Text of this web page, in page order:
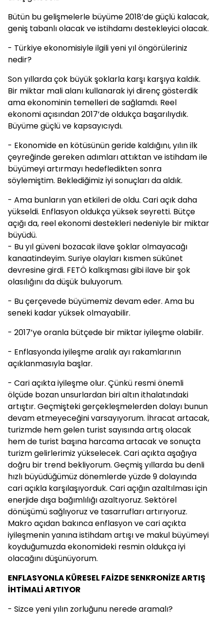
Bütün bu gelişmelerle büyüme 2018’de güçlü kalacak,
geniş tabanlı olacak ve istihdamı destekleyici olacak.
- Türkiye ekonomisiyle ilgili yeni yıl öngörüleriniz
nedir?
Son yıllarda çok büyük şoklarla karşı karşıya kaldık.
Bir miktar mali alanı kullanarak iyi direnç gösterdik
ama ekonominin temelleri de sağlamdı. Reel
ekonomi açısından 2017’de oldukça başarılıydık.
Büyüme güçlü ve kapsayıcıydı.
- Ekonomide en kötüsünün geride kaldığını, yılın ilk
çeyreğinde gereken adımları attıktan ve istihdam ile
büyümeyi artırmayı hedefledikten sonra
söylemiştim. Beklediğimiz iyi sonuçları da aldık.
- Ama bunların yan etkileri de oldu. Cari açık daha
yükseldi. Enflasyon oldukça yüksek seyretti. Bütçe
açığı da, reel ekonomi destekleri nedeniyle bir miktar
büyüdü.
- Bu yıl güveni bozacak ilave şoklar olmayacağı
kanaatindeyim. Suriye olayları kısmen sükûnet
devresine girdi. FETÖ kalkışması gibi ilave bir şok
olasılığını da düşük buluyorum.
- Bu çerçevede büyümemiz devam eder. Ama bu
seneki kadar yüksek olmayabilir.
- 2017’ye oranla bütçede bir miktar iyileşme olabilir.
- Enflasyonda iyileşme aralık ayı rakamlarının
açıklanmasıyla başlar.
- Cari açıkta iyileşme olur. Çünkü resmi önemli
ölçüde bozan unsurlardan biri altın ithalatındaki
artıştır. Geçmişteki gerçekleşmelerden dolayı bunun
devam etmeyeceğini varsayıyorum. İhracat artacak,
turizmde hem gelen turist sayısında artış olacak
hem de turist başına harcama artacak ve sonuçta
turizm gelirlerimiz yükselecek. Cari açıkta aşağıya
doğru bir trend bekliyorum. Geçmiş yıllarda bu denli
hızlı büyüdüğümüz dönemlerde yüzde 9 dolayında
cari açıkla karşılaşıyorduk. Cari açığın azaltılması için
enerjide dışa bağımlılığı azaltıyoruz. Sektörel
dönüşümü sağlıyoruz ve tasarrufları artırıyoruz.
Makro açıdan bakınca enflasyon ve cari açıkta
iyileşmenin yanına istihdam artışı ve makul büyümeyi
koyduğumuzda ekonomideki resmin oldukça iyi
olacağını düşünüyorum.
ENFLASYONLA KÜRESEL FAİZDE SENKRONİZE ARTIŞ
İHTİMALİ ARTIYOR
- Sizce yeni yılın zorluğunu nerede aramalı?